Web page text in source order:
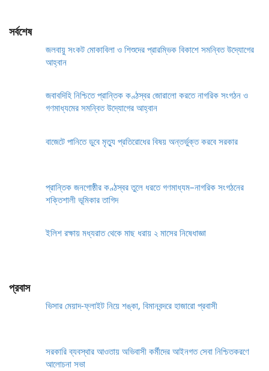
সর্বশেষ
জলবায়ু সংকট মোকাবিলা ও শিশুদের প্রারম্ভিক বিকাশে সমন্বিত উদ্যোগের
আহ্বান
জবাবদিহি নিশ্চিতে প্রান্তিক কণ্ঠস্বর জোরালো করতে নাগরিক সংগঠন ও
গণমাধ্যমের সমন্বিত উদ্যোগের আহ্বান
বাজেটে পানিতে ডুবে মৃত্যু প্রতিরোধের বিষয় অন্তর্ভুক্ত করবে সরকার
প্রান্তিক জনগোষ্ঠীর কণ্ঠস্বর তুলে ধরতে গণমাধ্যম–নাগরিক সংগঠনের
শক্তিশালী ভূমিকার তাগিদ
ইলিশ রক্ষায় মধ্যরাত থেকে মাছ ধরায় ২ মাসের নিষেধাজ্ঞা
প্রবাস
ভিসার মেয়াদ-ফ্লাইট নিয়ে শঙ্কা, বিমানবন্দরে হাজারো প্রবাসী
সরকারি ব্যবস্থার আওতায় অভিবাসী কর্মীদের আইনগত সেবা নিশ্চিতকরণে
আলোচনা সভা